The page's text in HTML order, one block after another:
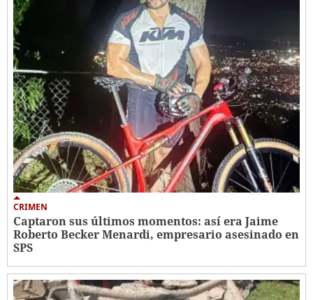
CRIMEN
Captaron sus últimos momentos: así era Jaime
Roberto Becker Menardi​​​, empresario asesinado en
SPS